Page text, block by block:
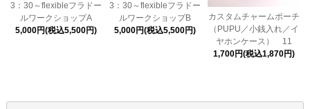
3：30～flexibleフラドー
ルワークショップA
5,000円(税込5,500円)
3：30～flexibleフラドー
ルワークショップB
5,000円(税込5,500円)
カスタムチャームポーチ
（PUPU／小銭入れ／イ
ヤホンケース） 11
1,700円(税込1,870円)